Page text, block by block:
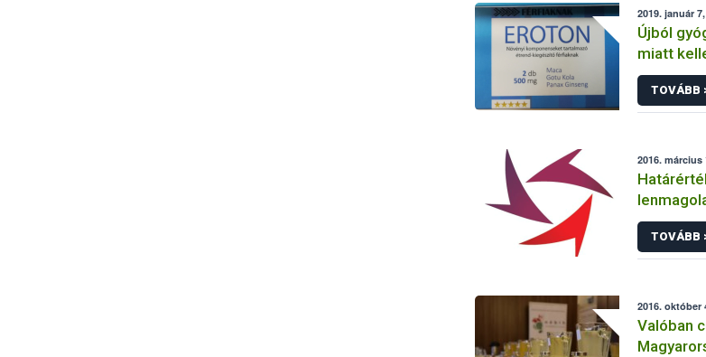
2019. január
Újból
miatt
TOVÁBB
2016. március
TOVÁBB
2016. október
Valóban